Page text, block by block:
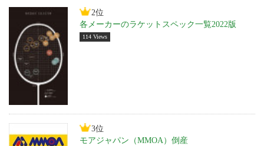
2位
各メーカーのラケットスペック一覧2022版
114 Views
3位
モアジャパン（MMOA）倒産